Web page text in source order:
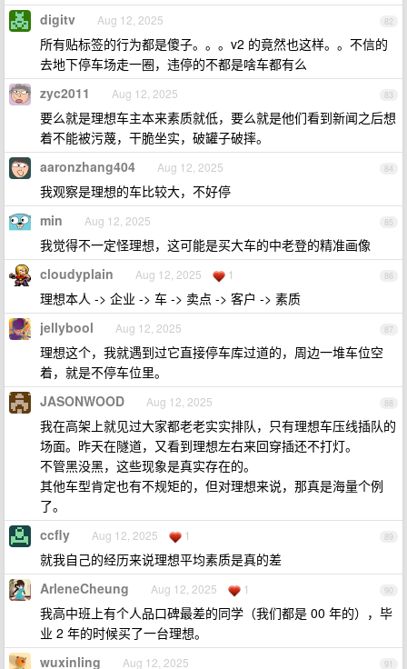
82
digitv Aug 12, 2025
所有贴标签的行为都是傻子。。。v2 的竟然也这样。。不信的
去地下停车场走一圈，违停的不都是啥车都有么
83
zyc2011 Aug 12, 2025
要么就是理想车主本来素质就低，要么就是他们看到新闻之后想
着不能被污蔑，干脆坐实，破罐子破摔。
84
aaronzhang404 Aug 12, 2025
我观察是理想的车比较大，不好停
85
min Aug 12, 2025
我觉得不一定怪理想，这可能是买大车的中老登的精准画像
86
cloudyplain Aug 12, 2025 1
理想本人 -> 企业 -> 车 -> 卖点 -> 客户 -> 素质
87
jellybool Aug 12, 2025
理想这个，我就遇到过它直接停车库过道的，周边一堆车位空
着，就是不停车位里。
88
JASONWOOD Aug 12, 2025
我在高架上就见过大家都老老实实排队，只有理想车压线插队的
场面。昨天在隧道，又看到理想左右来回穿插还不打灯。
不管黑没黑，这些现象是真实存在的。
其他车型肯定也有不规矩的，但对理想来说，那真是海量个例
了。
89
ccfly Aug 12, 2025 1
就我自己的经历来说理想平均素质是真的差
90
ArleneCheung Aug 12, 2025 1
我高中班上有个人品口碑最差的同学（我们都是 00 年的），毕
业 2 年的时候买了一台理想。
91
wuxinling Aug 12, 2025